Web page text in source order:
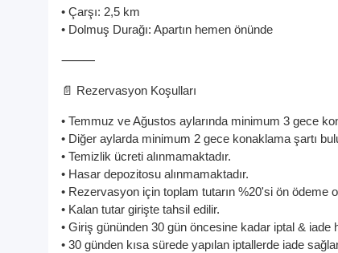
• Çarşı: 2,5 km
• Dolmuş Durağı: Apartın hemen önünde
⸻
📄 Rezervasyon Koşulları
• Temmuz ve Ağustos aylarında minimum 3 gece
• Diğer aylarda minimum 2 gece konaklama şartı
• Temizlik ücreti alınmamaktadır.
• Hasar depozitosu alınmamaktadır.
• Rezervasyon için toplam tutarın %20'si ön ödeme
• Kalan tutar girişte tahsil edilir.
• Giriş gününden 30 gün öncesine kadar iptal & iade
• 30 günden kısa sürede yapılan iptallerde iade